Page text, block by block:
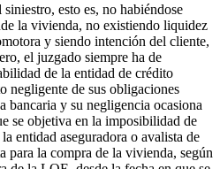
esto es, no habiéndose
la vivienda, no existiendo liquidez
y siendo intención del cliente,
el juzgado siempre ha de
de la entidad de crédito
negligente de sus obligaciones
bancaria y su negligencia ocasiona
se objetiva en la imposibilidad de
entidad aseguradora o avalista de
para la compra de la vivienda, según